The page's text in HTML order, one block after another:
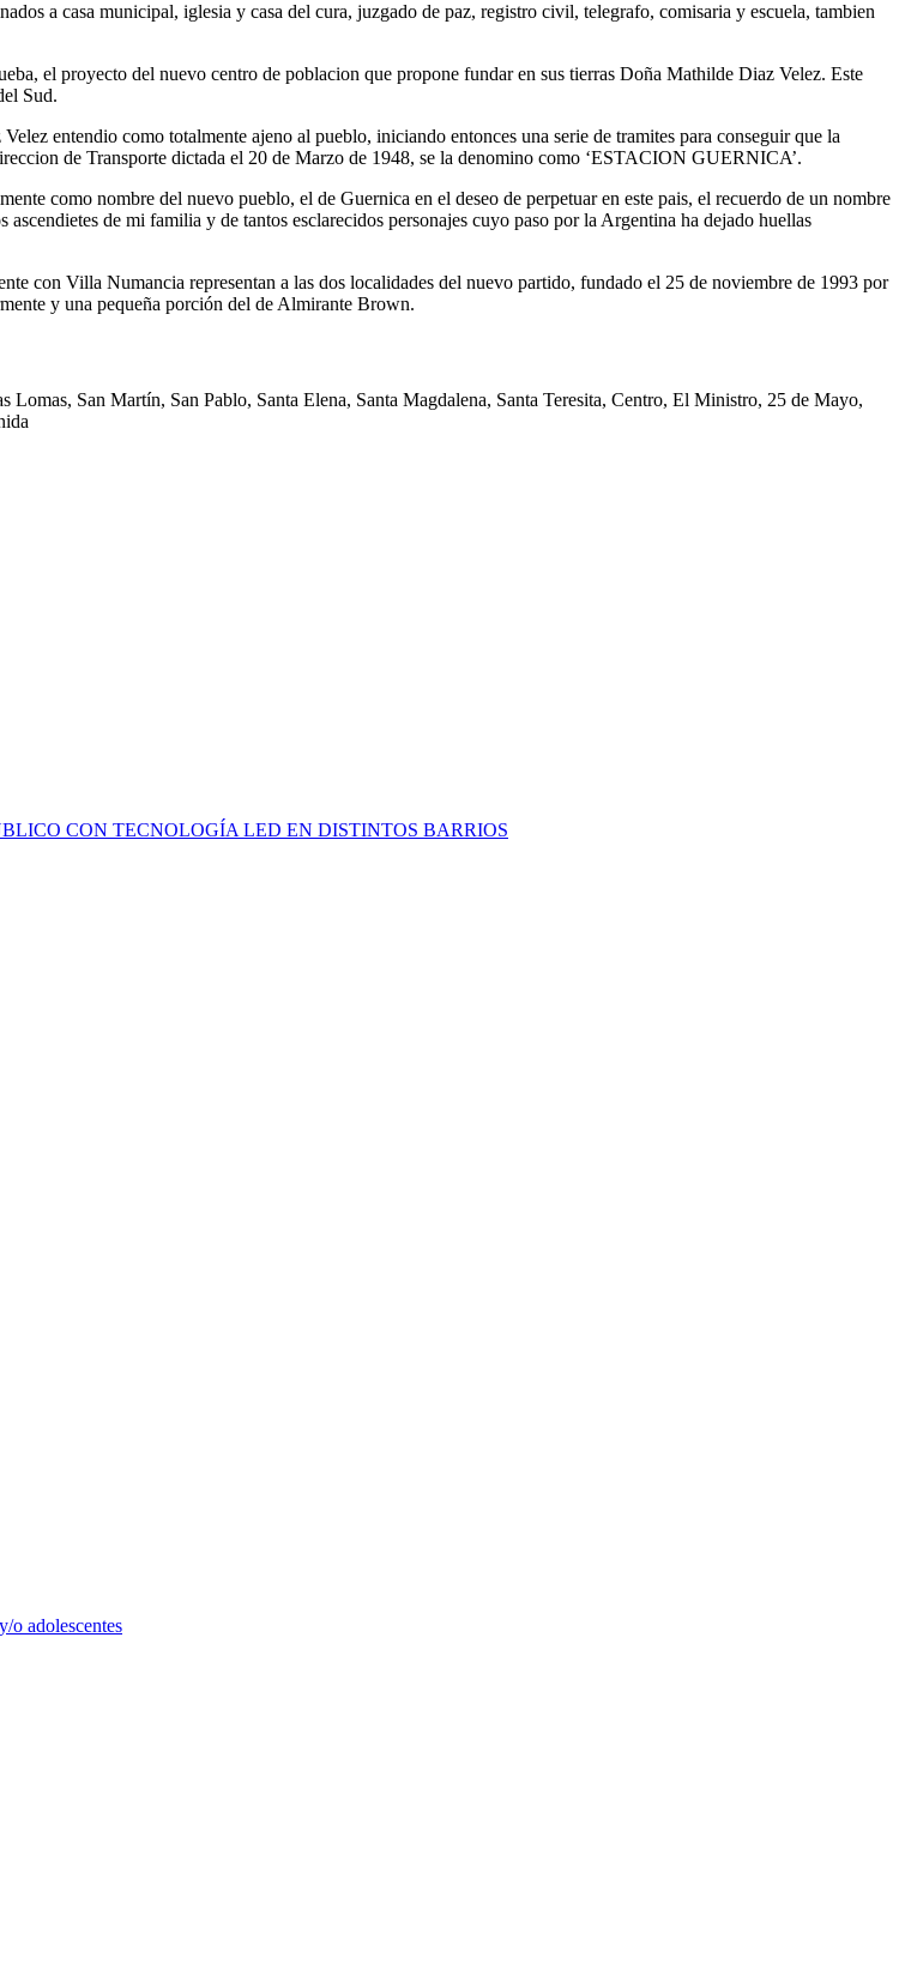
a casa municipal, iglesia y casa del cura, juzgado de paz, registro civil, telegrafo, comisaria y escuela, tambien
el proyecto del nuevo centro de poblacion que propone fundar en sus tierras Doña Mathilde Diaz Velez. Este
Sud.
entendio como totalmente ajeno al pueblo, iniciando entonces una serie de tramites para conseguir que la
de Transporte dictada el 20 de Marzo de 1948, se la denomino como ‘ESTACION GUERNICA’.
como nombre del nuevo pueblo, el de Guernica en el deseo de perpetuar en este pais, el recuerdo de un nombre
de mi familia y de tantos esclarecidos personajes cuyo paso por la Argentina ha dejado huellas
con Villa Numancia representan a las dos localidades del nuevo partido, fundado el 25 de noviembre de 1993 por
y una pequeña porción del de Almirante Brown.
San Martín, San Pablo, Santa Elena, Santa Magdalena, Santa Teresita, Centro, El Ministro, 25 de Mayo,
CON TECNOLOGÍA LED EN DISTINTOS BARRIOS
o adolescentes